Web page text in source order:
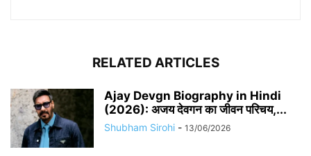
RELATED ARTICLES
Ajay Devgn Biography in Hindi
(2026): अजय देवगन का जीवन परिचय,...
Shubham Sirohi - 13/06/2026